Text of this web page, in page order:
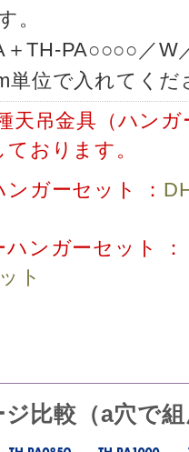
。
＋TH-PA○○○○／
単位で入れてくだ
吊金具（ハン
おります。
ガーセット ：
ンガーセット
ト
比較（a穴で